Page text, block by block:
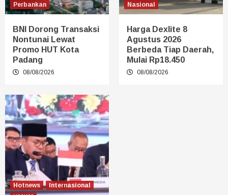
Perbankan
BNI Dorong Transaksi
Nontunai Lewat
Promo HUT Kota
Padang
08/08/2026
Nasional
Harga Dexlite 8
Agustus 2026
Berbeda Tiap Daerah,
Mulai Rp18.450
08/08/2026
Hotnews
Internasional